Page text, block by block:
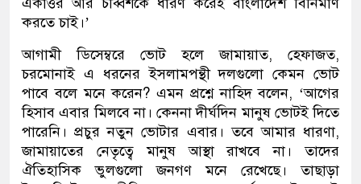
করতে চাই।’
আগামী ডিসেম্বরে ভোট হলে জামায়াত, হেফাজত,
চরমোনাই এ ধরনের ইসলামপন্থী দলগুলো কেমন ভোট
পাবে বলে মনে করেন? এমন প্রশ্নে নাহিদ বলেন, ‘আগের
হিসাব এবার মিলবে না। কেননা দীর্ঘদিন মানুষ ভোটই দিতে
পারেনি। প্রচুর নতুন ভোটার এবার। তবে আমার ধারণা,
জামায়াতের নেতৃত্বে মানুষ আস্থা রাখবে না। তাদের
ঐতিহাসিক ভুলগুলো জনগণ মনে রেখেছে। তাছাড়া